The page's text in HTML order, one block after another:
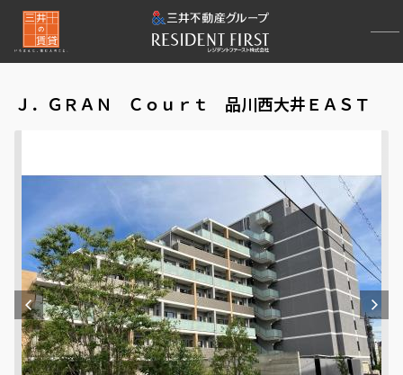
Ｊ．ＧＲＡＮ Ｃｏｕｒｔ 品川西大井ＥＡＳＴ